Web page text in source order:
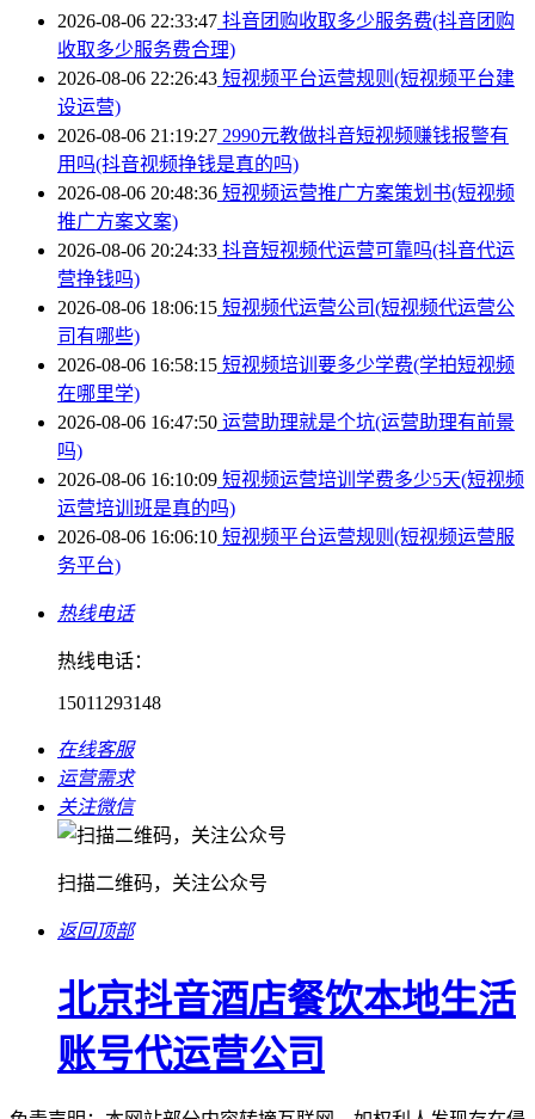
2026-08-06 22:33:47 抖音团购收取多少服务费(抖音团购
收取多少服务费合理)
2026-08-06 22:26:43 短视频平台运营规则(短视频平台建
设运营)
2026-08-06 21:19:27 2990元教做抖音短视频赚钱报警有
用吗(抖音视频挣钱是真的吗)
2026-08-06 20:48:36 短视频运营推广方案策划书(短视频
推广方案文案)
2026-08-06 20:24:33 抖音短视频代运营可靠吗(抖音代运
营挣钱吗)
2026-08-06 18:06:15 短视频代运营公司(短视频代运营公
司有哪些)
2026-08-06 16:58:15 短视频培训要多少学费(学拍短视频
在哪里学)
2026-08-06 16:47:50 运营助理就是个坑(运营助理有前景
吗)
2026-08-06 16:10:09 短视频运营培训学费多少5天(短视频
运营培训班是真的吗)
2026-08-06 16:06:10 短视频平台运营规则(短视频运营服
务平台)
热线电话
热线电话：
15011293148
在线客服
运营需求
关注微信
扫描二维码，关注公众号
返回顶部
北京抖音酒店餐饮本地生活
账号代运营公司